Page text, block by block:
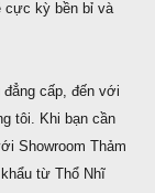
cực kỳ bền bỉ và
đẳng cấp, đến với
tôi. Khi bạn cần
Showroom Thảm
từ Thổ Nhĩ